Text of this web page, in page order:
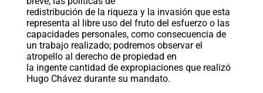
redistribución de la riqueza y la invasión que esta
representa al libre uso del fruto del esfuerzo o las
capacidades personales, como consecuencia de
un trabajo realizado; podremos observar el
atropello al derecho de propiedad en
la ingente cantidad de expropiaciones que realizó
Hugo Chávez durante su mandato.